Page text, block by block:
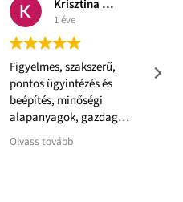
Krisztina Madách
1 éve
Figyelmes, szakszerű,
pontos ügyintézés és
beépítés, minőségi
alapanyagok, gazdag
választék.
Olvass tovább